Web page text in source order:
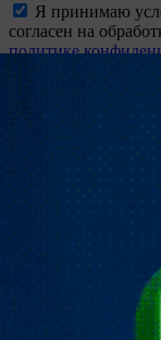
Я принимаю
согласен на
политике
Вам будет
Неавторизованные